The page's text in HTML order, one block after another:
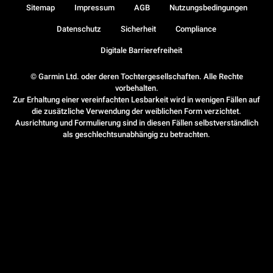
© Garmin Ltd. oder deren Tochtergesellschaften. Alle Rechte
vorbehalten.
Zur Erhaltung einer vereinfachten Lesbarkeit wird in wenigen Fällen auf
die zusätzliche Verwendung der weiblichen Form verzichtet.
Ausrichtung und Formulierung sind in diesen Fällen selbstverständlich
als geschlechtsunabhängig zu betrachten.
Sitemap Impressum AGB Nutzungsbedingungen
Datenschutz Sicherheit Compliance
Digitale Barrierefreiheit